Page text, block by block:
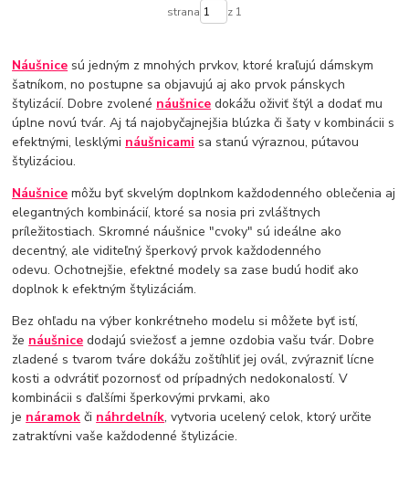
strana z 1
Náušnice sú jedným z mnohých prvkov, ktoré kraľujú dámskym
šatníkom, no postupne sa objavujú aj ako prvok pánskych
štylizácií. Dobre zvolené náušnice dokážu oživiť štýl a dodať mu
úplne novú tvár. Aj tá najobyčajnejšia blúzka či šaty v kombinácii s
efektnými, lesklými náušnicami sa stanú výraznou, pútavou
štylizáciou.
Náušnice môžu byť skvelým doplnkom každodenného oblečenia aj
elegantných kombinácií, ktoré sa nosia pri zvláštnych
príležitostiach. Skromné ​​náušnice "cvoky" sú ideálne ako
decentný, ale viditeľný šperkový prvok každodenného
odevu. Ochotnejšie, efektné modely sa zase budú hodiť ako
doplnok k efektným štylizáciám.
Bez ohľadu na výber konkrétneho modelu si môžete byť istí,
že náušnice dodajú sviežosť a jemne ozdobia vašu tvár. Dobre
zladené s tvarom tváre dokážu zoštíhliť jej ovál, zvýrazniť lícne
kosti a odvrátiť pozornosť od prípadných nedokonalostí. V
kombinácii s ďalšími šperkovými prvkami, ako
je náramok či náhrdelník, vytvoria ucelený celok, ktorý určite
zatraktívni vaše každodenné štylizácie.